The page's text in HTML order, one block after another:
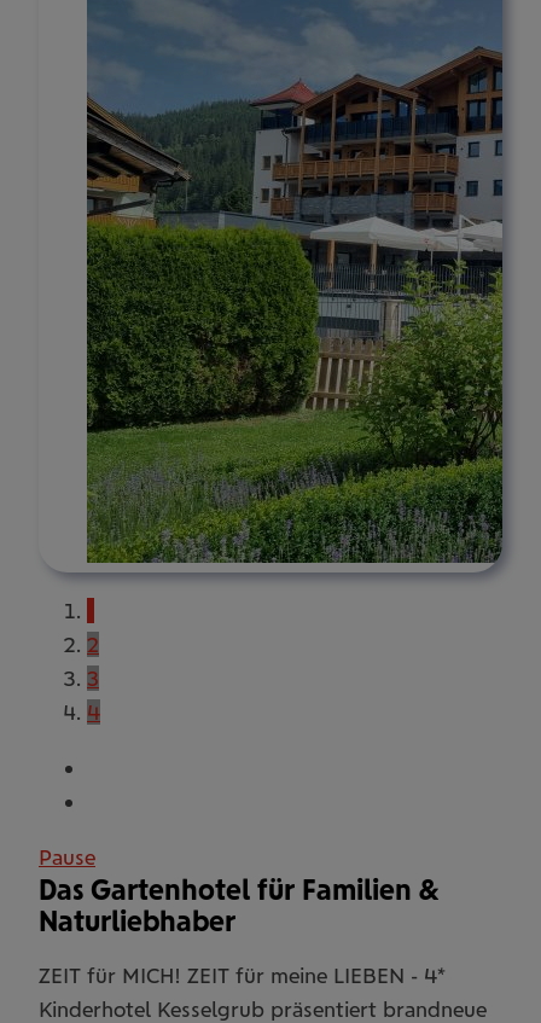
2
3
4
Pause
Das Gartenhotel für Familien &
Naturliebhaber
ZEIT für MICH! ZEIT für meine LIEBEN - 4*
Kinderhotel Kesselgrub präsentiert brandneue